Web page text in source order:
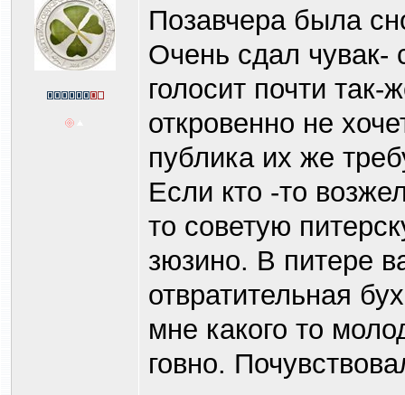
Позавчера была
Очень сдал
голосит почти
откровенно не
публика их же
Если кто -то
то советую
зюзино. В питере
отвратительная
мне какого то
говно.